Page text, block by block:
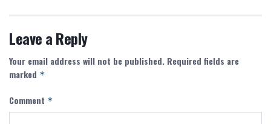
Leave a Reply
Your email address will not be published. Required fields are
marked *
Comment *